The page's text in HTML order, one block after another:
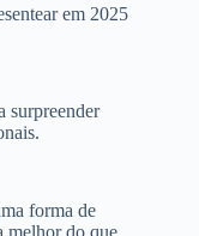
em 2025
surpreender
forma de
melhor do que